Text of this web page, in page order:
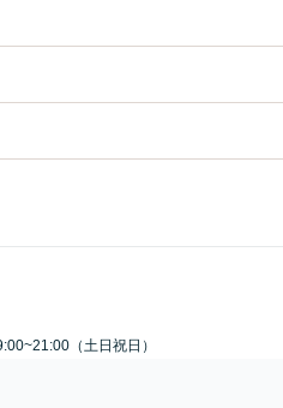
弁護士に相談予約したい』などでお困
（土日祝日）